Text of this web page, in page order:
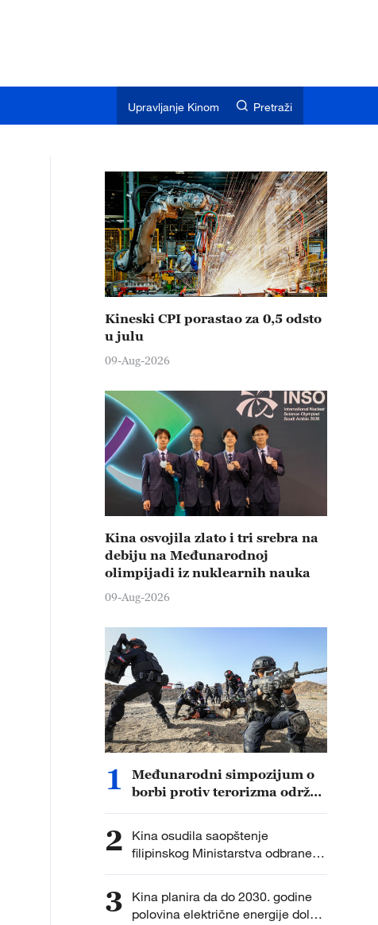
Upravljanje Kinom Pretraži
Kineski CPI porastao za 0,5 odsto
u julu
09-Aug-2026
Kina osvojila zlato i tri srebra na
debiju na Međunarodnoj
olimpijadi iz nuklearnih nauka
09-Aug-2026
1
Međunarodni simpozijum o
borbi protiv terorizma održan
2
Kina osudila saopštenje
filipinskog Ministarstva odbrane
kao političku provokaciju
3
Kina planira da do 2030. godine
polovina električne energije dolazi